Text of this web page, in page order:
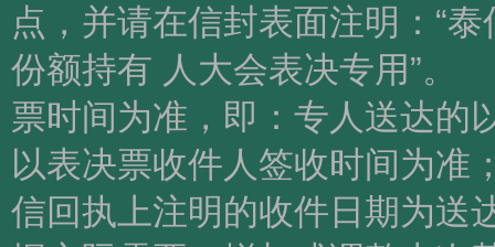
点，并请在信封表面注明：“
份额持有 人大会表决专用”
票时间为准，即：专人送达的
以表决票收件人签收时间为准
信回执上注明的收件日期为